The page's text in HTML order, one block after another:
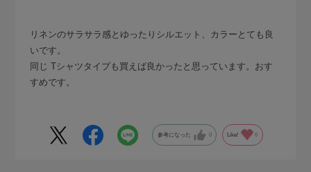
リネンのサラサラ感とゆったりシルエット、カラーとても良
いです。
同じ Tシャツタイプも買えば良かったと思っています。おす
すめです。
参考になった 0 Like! 0